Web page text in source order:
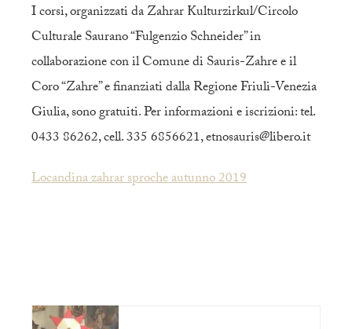
I corsi, organizzati da Zahrar Kulturzirkul/Circolo
Culturale Saurano “Fulgenzio Schneider” in
collaborazione con il Comune di Sauris-Zahre e il
Coro “Zahre” e finanziati dalla Regione Friuli-Venezia
Giulia, sono gratuiti. Per informazioni e iscrizioni: tel.
0433 86262, cell. 335 6856621, etnosauris@libero.it
Locandina zahrar sproche autunno 2019